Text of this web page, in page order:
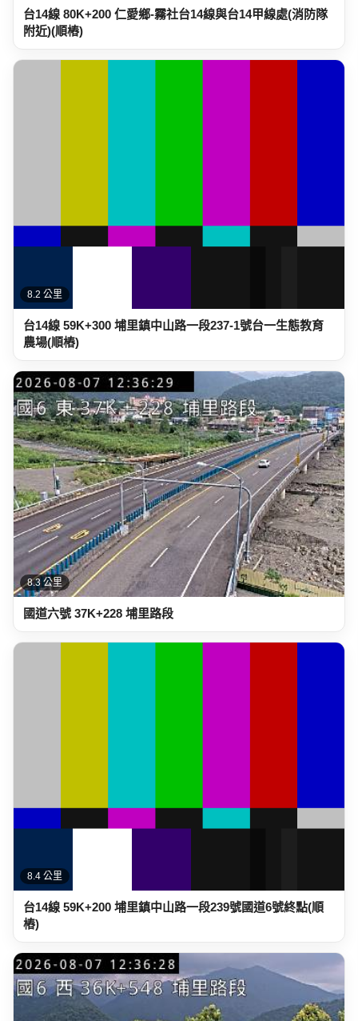
台14線 80K+200 仁愛鄉-霧社台14線與台14甲線處(消防隊
附近)(順樁)
8.2 公里
台14線 59K+300 埔里鎮中山路一段237-1號台一生態教育
農場(順樁)
8.3 公里
國道六號 37K+228 埔里路段
8.4 公里
台14線 59K+200 埔里鎮中山路一段239號國道6號終點(順
樁)